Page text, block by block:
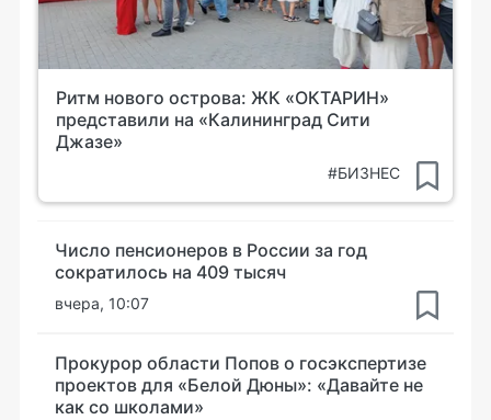
Ритм нового острова: ЖК «ОКТАРИН»
представили на «Калининград Сити
Джазе»
#БИЗНЕС
Число пенсионеров в России за год
сократилось на 409 тысяч
вчера, 10:07
Прокурор области Попов о госэкспертизе
проектов для «Белой Дюны»: «Давайте не
как со школами»